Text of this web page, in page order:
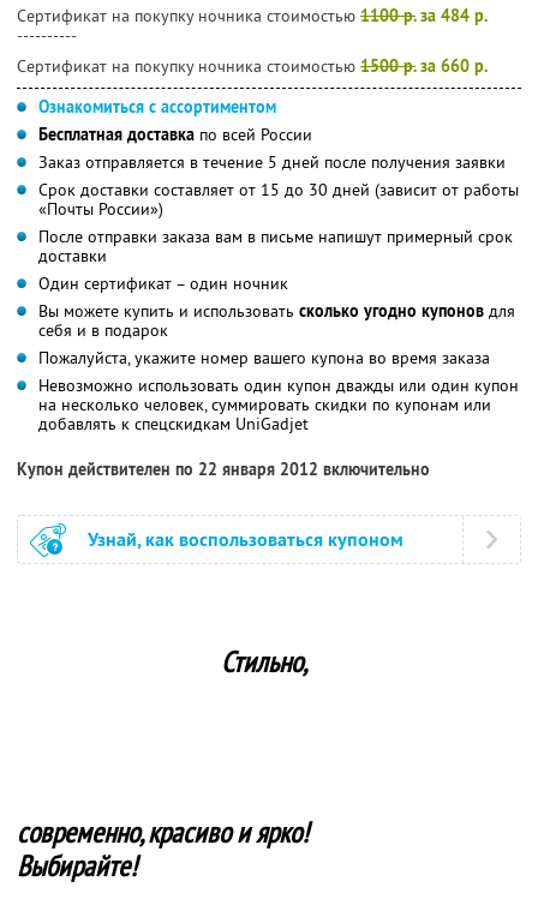
Сертификат на покупку ночника стоимостью 1100 р.за 484 р.
----------
Сертификат на покупку ночника стоимостью 1500 р.за 660 р.
Ознакомиться с ассортиментом
Бесплатная доставка по всей России
Заказ отправляется в течение 5 дней после получения заявки
Срок доставки составляет от 15 до 30 дней (зависит от работы
«Почты России»)
После отправки заказа вам в письме напишут примерный срок
доставки
Один сертификат – один ночник
Вы можете купить и использовать сколько угодно купонов для
себя и в подарок
Пожалуйста, укажите номер вашего купона во время заказа
Невозможно использовать один купон дважды или один купон
на несколько человек, суммировать скидки по купонам или
добавлять к спецскидкам UniGadjet
Купон действителен по 22 января 2012 включительно
Узнай, как воспользоваться купоном
Стильно,
современно, красиво и ярко!
Выбирайте!